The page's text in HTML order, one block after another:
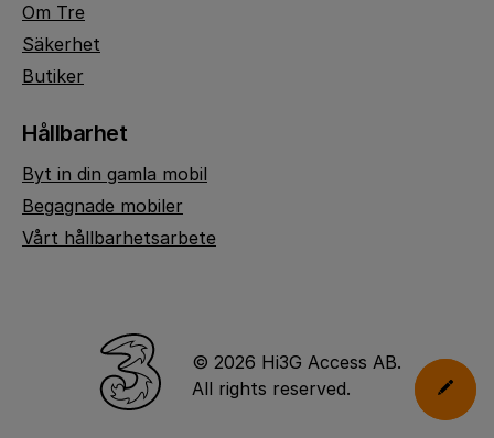
Om Tre
Säkerhet
Butiker
Hållbarhet
Byt in din gamla mobil
Begagnade mobiler
Vårt hållbarhetsarbete
© 2026 Hi3G Access AB.
All rights reserved.